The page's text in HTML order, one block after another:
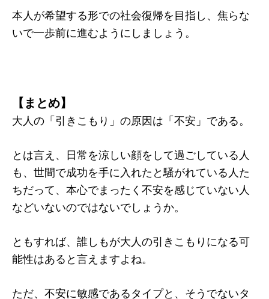
本人が希望する形での社会復帰を目指し、焦らな
いで一歩前に進むようにしましょう。
【まとめ】
大人の「引きこもり」の原因は「不安」である。
とは言え、日常を涼しい顔をして過ごしている人
も、世間で成功を手に入れたと騒がれている人た
ちだって、本心でまったく不安を感じていない人
などいないのではないでしょうか。
ともすれば、誰しもが大人の引きこもりになる可
能性はあると言えますよね。
ただ、不安に敏感であるタイプと、そうでないタ